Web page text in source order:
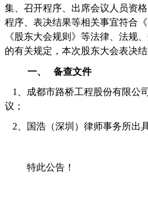
集、召开程序、出席会议人员资
程序、表决结果等相关事宜符合
《股东大会规则》等法律、法规
的有关规定，本次股东大会表决
一、 备查文件
1 、成都市路桥工程股份有限公司
议；
2、国浩（深圳）律师事务所出
特此公告！